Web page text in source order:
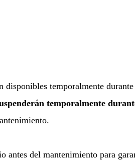
temporalmente
temporalmente
antes del mantenimiento para